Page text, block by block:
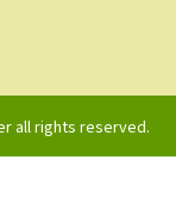
all rights reserved.